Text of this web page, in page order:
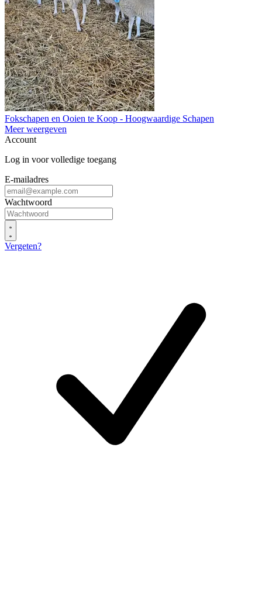
Fokschapen en Ooien te Koop - Hoogwaardige Schapen
Meer weergeven
Account
Log in voor volledige toegang
E-mailadres
Wachtwoord
Vergeten?